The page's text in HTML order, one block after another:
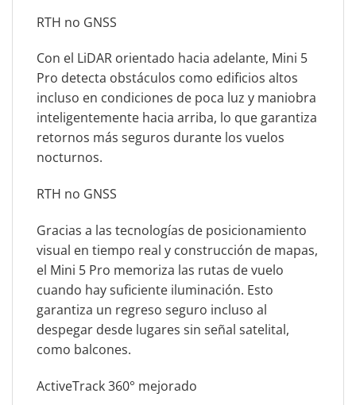
RTH no GNSS
Con el LiDAR orientado hacia adelante, Mini 5
Pro detecta obstáculos como edificios altos
incluso en condiciones de poca luz y maniobra
inteligentemente hacia arriba, lo que garantiza
retornos más seguros durante los vuelos
nocturnos.
RTH no GNSS
Gracias a las tecnologías de posicionamiento
visual en tiempo real y construcción de mapas,
el Mini 5 Pro memoriza las rutas de vuelo
cuando hay suficiente iluminación. Esto
garantiza un regreso seguro incluso al
despegar desde lugares sin señal satelital,
como balcones.
ActiveTrack 360° mejorado